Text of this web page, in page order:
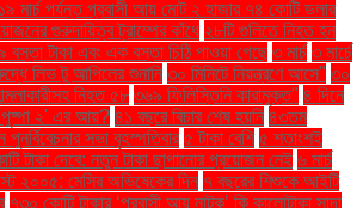
মার্চ পর্যন্ত প্রবাসী আয় মোট ২ হাজার ৭৪ কোটি ডলার
গুরুদায়িত্ব ট্রাম্পের কাঁধে ২৮টি গুলিতে নিহত হন
বস্তা টাকা এবং এক বস্তা চিঠি পাওয়া গেছে ৩ মার্চ ৩ মার্চে
লিভ টু আপিলের শুনানি ৩০ মিনিটে নিয়ন্ত্রণে আসে" ৩০
নিহত ৫৮ ৩৬৯ ফিলিস্তিনি কারামুক্ত" ৪ দিনে
'পুষ্পা ২' এর আয়? ৪১ বছরে বিচার শেষ হয়নি ৪৩তম
সভা বৃহস্পতিবার ৫ টাকা বেশি ৫ শতাংশই
টাকা দেবে: নতুন টাকা ছাপানোর প্রয়োজন নেই ৬ মার্চ
২০০৫: মেসির অভিষেকের দিন ৭ বছরের শিশুকে আইটি
৭৩০ কোটি টাকার ‘প্রবাসী আয় নাটক’ কি কালোটাকা সাদা